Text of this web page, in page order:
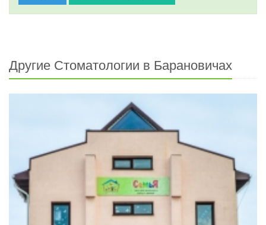
Другие Стоматологии в Барановичах